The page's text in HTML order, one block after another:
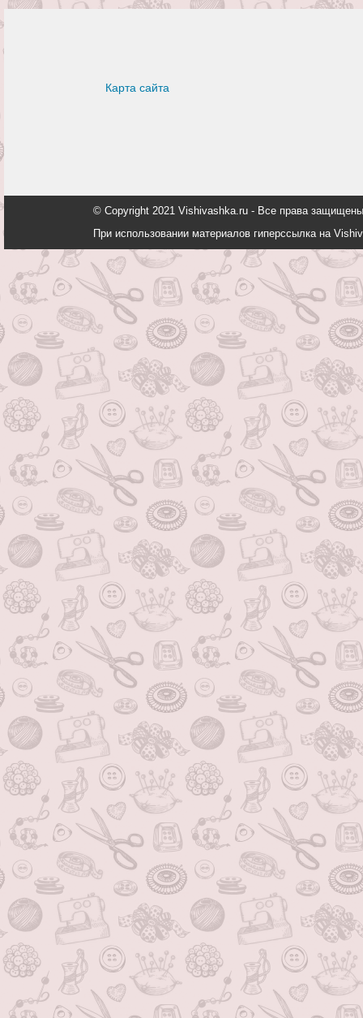
Карта сайта
© Copyright 2021 Vishivashka.ru - Все права
При использовании материалов гиперссылка на